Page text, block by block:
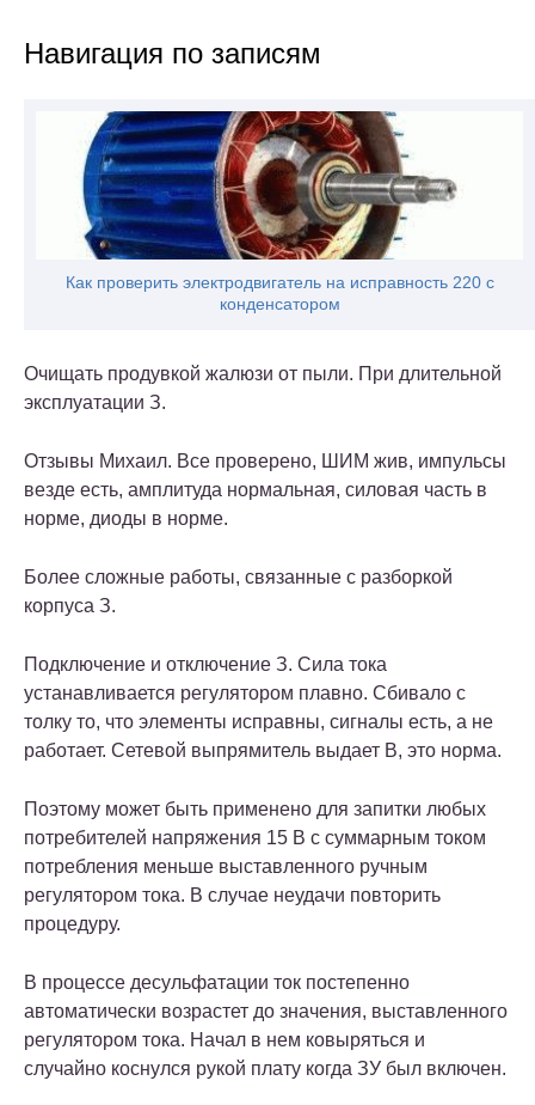
Навигация по записям
Как проверить электродвигатель на исправность 220 с
конденсатором
Очищать продувкой жалюзи от пыли. При длительной
эксплуатации З.
Отзывы Михаил. Все проверено, ШИМ жив, импульсы
везде есть, амплитуда нормальная, силовая часть в
норме, диоды в норме.
Более сложные работы, связанные с разборкой
корпуса З.
Подключение и отключение З. Сила тока
устанавливается регулятором плавно. Сбивало с
толку то, что элементы исправны, сигналы есть, а не
работает. Сетевой выпрямитель выдает В, это норма.
Поэтому может быть применено для запитки любых
потребителей напряжения 15 В с суммарным током
потребления меньше выставленного ручным
регулятором тока. В случае неудачи повторить
процедуру.
В процессе десульфатации ток постепенно
автоматически возрастет до значения, выставленного
регулятором тока. Начал в нем ковыряться и
случайно коснулся рукой плату когда ЗУ был включен.